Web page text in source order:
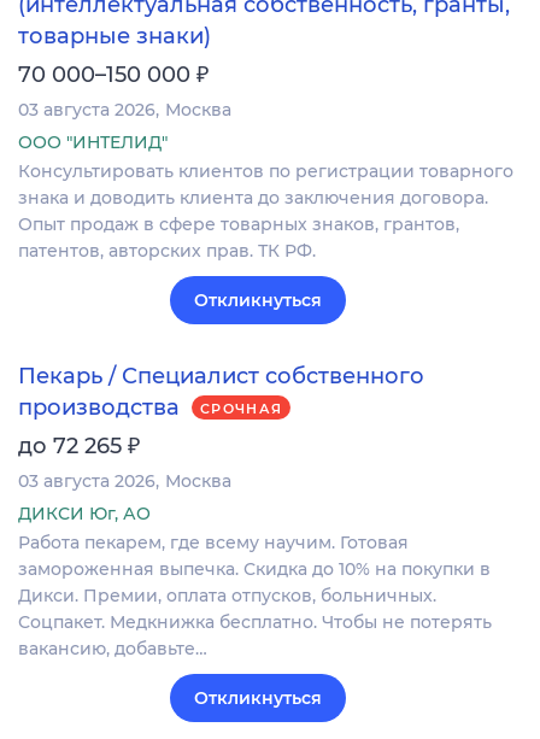
товарные знаки)
70 000–150 000 ₽
03 августа 2026 Москва
ООО "ИНТЕЛИД"
Консультировать клиентов по регистрации товарного
знака и доводить клиента до заключения договора.
Опыт продаж в сфере товарных знаков, грантов,
патентов, авторских прав. ТК РФ.
Откликнуться
Пекарь / Специалист собственного
производства
СРОЧНАЯ
до 72 265 ₽
03 августа 2026 Москва
ДИКСИ Юг, АО
Работа пекарем, где всему научим. Готовая
замороженная выпечка. Скидка до 10% на покупки в
Дикси. Премии, оплата отпусков, больничных.
Соцпакет. Медкнижка бесплатно. Чтобы не потерять
вакансию, добавьте…
Откликнуться